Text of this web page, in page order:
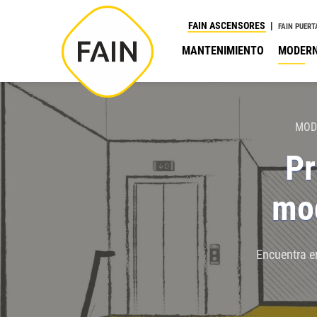
incluye
un
Control-
F11
para
ajustar
FAIN ASCENSORES FAIN
MANTENIMIENTO
Encuentra